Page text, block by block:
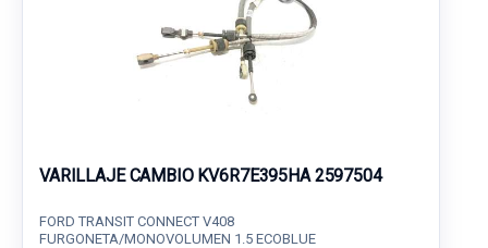
VARILLAJE CAMBIO KV6R7E395HA 2597504
FORD TRANSIT CONNECT V408
FURGONETA/MONOVOLUMEN 1.5 ECOBLUE